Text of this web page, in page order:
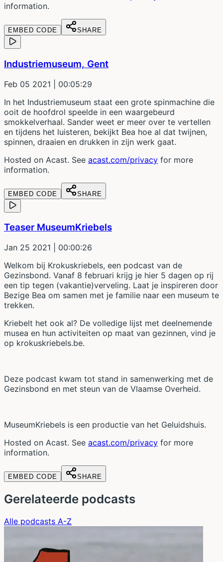
information.
EMBED CODE SHARE
Industriemuseum, Gent
Feb 05 2021 | 00:05:29
In het Industriemuseum staat een grote spinmachine die
ooit de hoofdrol speelde in een waargebeurd
smokkelverhaal. Sander weet er meer over te vertellen
en tijdens het luisteren, bekijkt Bea hoe al dat twijnen,
spinnen, draaien en drukken in zijn werk gaat.
Hosted on Acast. See acast.com/privacy for more
information.
EMBED CODE SHARE
Teaser MuseumKriebels
Jan 25 2021 | 00:00:26
Welkom bij Krokuskriebels, een podcast van de
Gezinsbond. Vanaf 8 februari krijg je hier 5 dagen op rij
een tip tegen (vakantie)verveling. Laat je inspireren door
Bezige Bea om samen met je familie naar een museum te
trekken.
Kriebelt het ook al? De volledige lijst met deelnemende
musea en hun activiteiten op maat van gezinnen, vind je
op krokuskriebels.be.
Deze podcast kwam tot stand in samenwerking met de
Gezinsbond en met steun van de Vlaamse Overheid.
MuseumKriebels is een productie van het Geluidshuis.
Hosted on Acast. See acast.com/privacy for more
information.
EMBED CODE SHARE
Gerelateerde podcasts
Alle podcasts A-Z